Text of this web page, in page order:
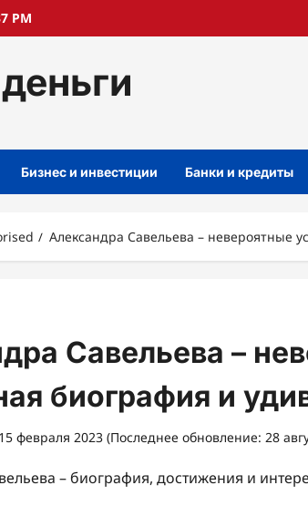
PM
Бизнес и инвестиции Банки и кредиты
Александра Савельева – невероятные
Савельева –
биография и
15 февраля 2023 (Последнее обновление: 28